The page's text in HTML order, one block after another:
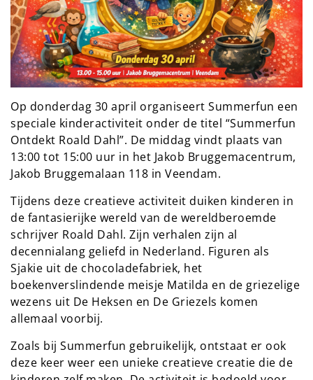
Op donderdag 30 april organiseert Summerfun een
speciale kinderactiviteit onder de titel “Summerfun
Ontdekt Roald Dahl”. De middag vindt plaats van
13:00 tot 15:00 uur in het Jakob Bruggemacentrum,
Jakob Bruggemalaan 118 in Veendam.
Tijdens deze creatieve activiteit duiken kinderen in
de fantasierijke wereld van de wereldberoemde
schrijver Roald Dahl. Zijn verhalen zijn al
decennialang geliefd in Nederland. Figuren als
Sjakie uit de chocoladefabriek, het
boekenverslindende meisje Matilda en de griezelige
wezens uit De Heksen en De Griezels komen
allemaal voorbij.
Zoals bij Summerfun gebruikelijk, ontstaat er ook
deze keer weer een unieke creatieve creatie die de